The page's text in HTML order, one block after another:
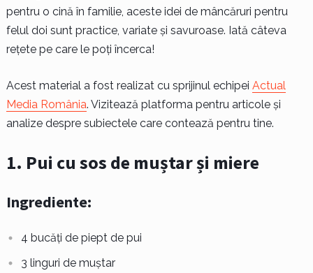
pentru o cină în familie, aceste idei de mâncăruri pentru
felul doi sunt practice, variate și savuroase. Iată câteva
rețete pe care le poți încerca!
Acest material a fost realizat cu sprijinul echipei Actual
Media România. Vizitează platforma pentru articole și
analize despre subiectele care contează pentru tine.
1. Pui cu sos de muștar și miere
Ingrediente:
4 bucăți de piept de pui
3 linguri de muștar